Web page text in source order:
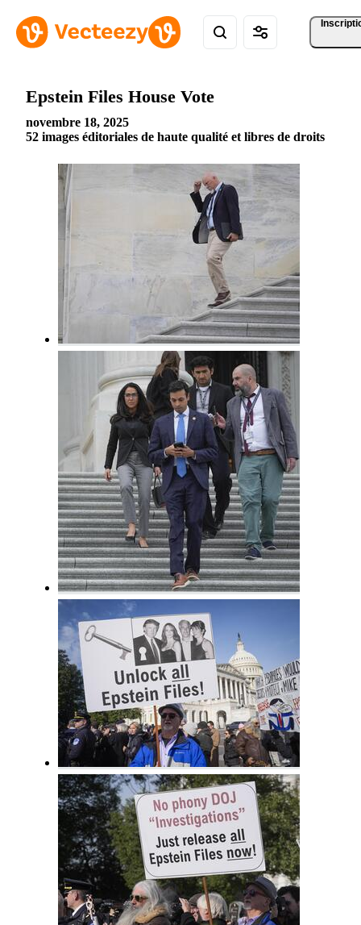
Epstein Files House Vote
novembre 18, 2025
52 images éditoriales de haute qualité et libres de droits